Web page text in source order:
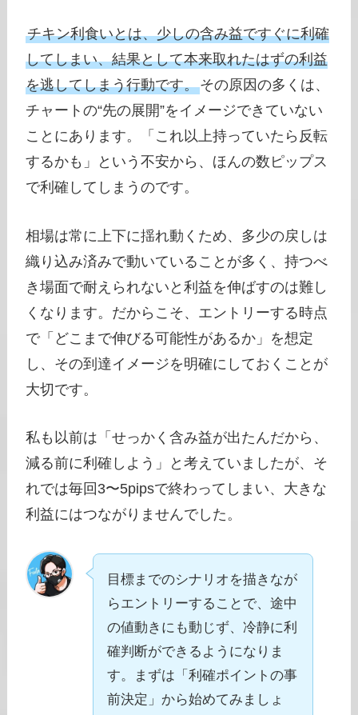
チキン利食いとは、少しの含み益ですぐに利確
してしまい、結果として本来取れたはずの利益
を逃してしまう行動です。その原因の多くは、
チャートの“先の展開”をイメージできていない
ことにあります。「これ以上持っていたら反転
するかも」という不安から、ほんの数ピップス
で利確してしまうのです。
相場は常に上下に揺れ動くため、多少の戻しは
織り込み済みで動いていることが多く、持つべ
き場面で耐えられないと利益を伸ばすのは難し
くなります。だからこそ、エントリーする時点
で「どこまで伸びる可能性があるか」を想定
し、その到達イメージを明確にしておくことが
大切です。
私も以前は「せっかく含み益が出たんだから、
減る前に利確しよう」と考えていましたが、そ
れでは毎回3〜5pipsで終わってしまい、大きな
利益にはつながりませんでした。
目標までのシナリオを描きなが
らエントリーすることで、途中
の値動きにも動じず、冷静に利
確判断ができるようになりま
す。まずは「利確ポイントの事
前決定」から始めてみましょ